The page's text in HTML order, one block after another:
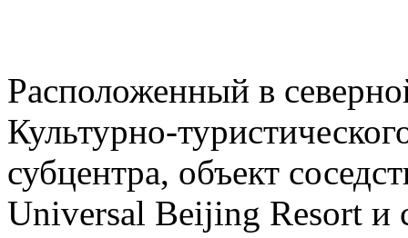
Расположенный в
Культурно-
субцентра, объект
Universal Beijing Resort и